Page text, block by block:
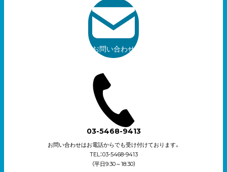
お問い合わせ
03-5468-9413
お問い合わせはお電話からでも受け付けております。
TEL：03-5468-9413
（平日9:30～18:30）